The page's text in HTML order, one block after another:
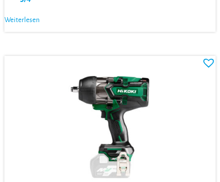
Weiterlesen